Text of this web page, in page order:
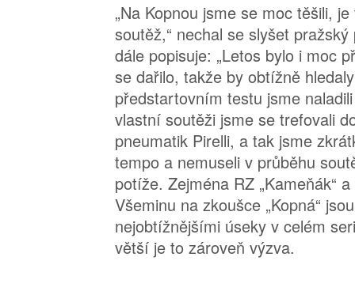
„Na Kopnou jsme se moc těšili,
soutěž,“ nechal se slyšet
dále popisuje: „Letos bylo i moc
se dařilo, takže by obtížně
předstartovním testu jsme
vlastní soutěži jsme se trefovali
pneumatik Pirelli, a tak jsme
tempo a nemuseli v průběhu
potíže. Zejména RZ „Kameňák“
Všeminu na zkoušce „Kopná“
nejobtížnějšími úseky v celém
větší je to zároveň výzva.